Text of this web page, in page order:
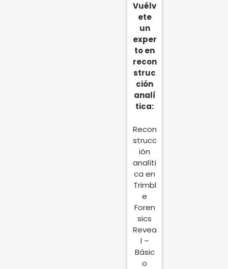
Vuélv
ete
un
exper
to en
recon
struc
ción
analí
tica:
Recon
strucc
ión
analíti
ca en
Trimbl
e
Foren
sics
Revea
l –
Básic
o